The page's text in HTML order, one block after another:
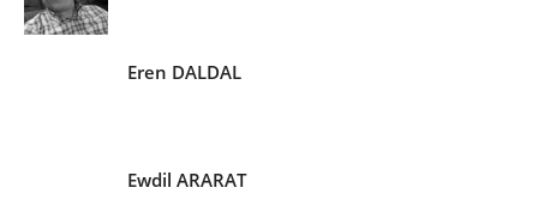
Eren DALDAL
Ewdil ARARAT